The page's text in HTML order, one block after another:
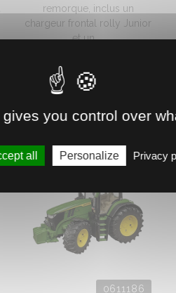
remorque, inclus un
chargeur frontal rolly Junior
et un ...
0611186
you control over
all Personalize Privacy